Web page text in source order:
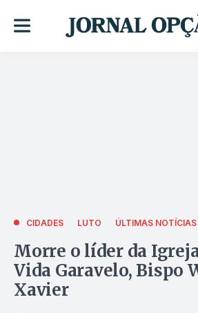
CIDADES LUTO ÚLTIMAS NOTÍCIAS
Morre o líder da
Vida Garavelo, Bispo
Xavier